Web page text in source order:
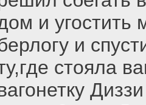
и угостить
и
стояла